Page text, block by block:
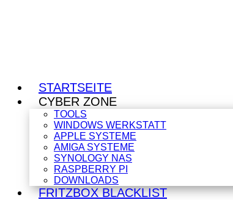
STARTSEITE
CYBER ZONE
TOOLS
WINDOWS WERKSTATT
APPLE SYSTEME
AMIGA SYSTEME
SYNOLOGY NAS
RASPBERRY PI
DOWNLOADS
FRITZBOX BLACKLIST